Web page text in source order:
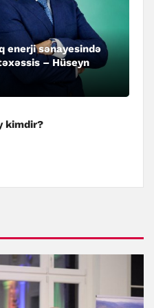
enerji sənayesində
– Hüseyn
kimdir?